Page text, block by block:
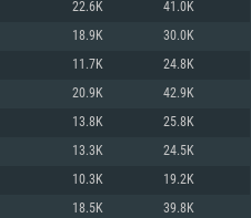
DE SISTEMA
ou versão mais recente
Xeon não suportado)
modernas do Linux de 64bit
22.6K 41.0K
18.9K 30.0K
11.7K 24.8K
20.9K 42.9K
13.8K 25.8K
13.3K 24.5K
10.3K 19.2K
18.5K 39.8K